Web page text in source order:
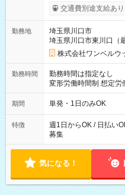
いOK！（規定あり）
ンビニATMから 日払い分を引
交通費別途支給あり
勤務地
埼玉県川口市
埼玉県川口市東川口（
株式会社ワンベルウ
勤務時間
勤務時間は指定なし
変形労働時間制 想定労働時間160時
～21：00
期間 単発・1日のみOK
特徴
週1日からOK / 日払い
募集
気になる！